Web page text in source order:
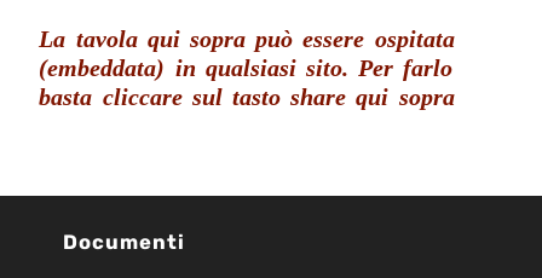
La tavola qui sopra può essere ospitata
(embeddata) in qualsiasi sito. Per farlo
basta cliccare sul tasto share qui sopra
Documenti